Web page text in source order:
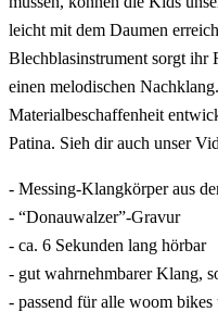
leicht mit dem Daumen
Blechblasinstrument sorgt ihr
einen melodischen
Materialbeschaffenheit
Patina. Sieh dir auch unser
- Messing-Klangkörper aus
- “Donauwalzer”-Gravur
- ca. 6 Sekunden lang hörbar
- gut wahrnehmbarer Klang,
- passend für alle woom